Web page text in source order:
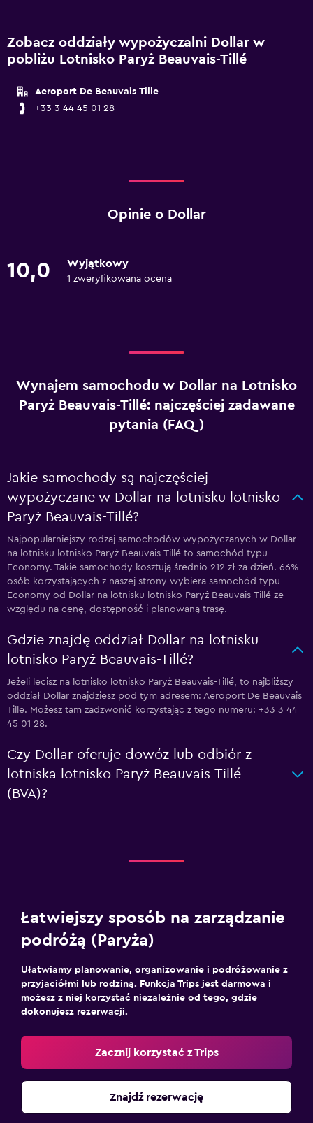
Zobacz oddziały wypożyczalni Dollar w
pobliżu Lotnisko Paryż Beauvais-Tillé
Aeroport De Beauvais Tille
+33 3 44 45 01 28
Opinie o Dollar
10,0 Wyjątkowy
1 zweryfikowana ocena
Wynajem samochodu w Dollar na Lotnisko
Paryż Beauvais-Tillé: najczęściej zadawane
pytania (FAQ)
Jakie samochody są najczęściej
wypożyczane w Dollar na lotnisku lotnisko
Paryż Beauvais-Tillé?
Najpopularniejszy rodzaj samochodów wypożyczanych w Dollar
na lotnisku lotnisko Paryż Beauvais-Tillé to samochód typu
Economy. Takie samochody kosztują średnio 212 zł za dzień. 66%
osób korzystających z naszej strony wybiera samochód typu
Economy od Dollar na lotnisku lotnisko Paryż Beauvais-Tillé ze
względu na cenę, dostępność i planowaną trasę.
Gdzie znajdę oddział Dollar na lotnisku
lotnisko Paryż Beauvais-Tillé?
Jeżeli lecisz na lotnisko lotnisko Paryż Beauvais-Tillé, to najbliższy
oddział Dollar znajdziesz pod tym adresem: Aeroport De Beauvais
Tille. Możesz tam zadzwonić korzystając z tego numeru: +33 3 44
45 01 28.
Czy Dollar oferuje dowóz lub odbiór z
lotniska lotnisko Paryż Beauvais-Tillé
(BVA)?
Łatwiejszy sposób na zarządzanie
podróżą (Paryża)
Ułatwiamy planowanie, organizowanie i podróżowanie z
przyjaciółmi lub rodziną. Funkcja Trips jest darmowa i
możesz z niej korzystać niezależnie od tego, gdzie
dokonujesz rezerwacji.
Zacznij korzystać z Trips
Znajdź rezerwację